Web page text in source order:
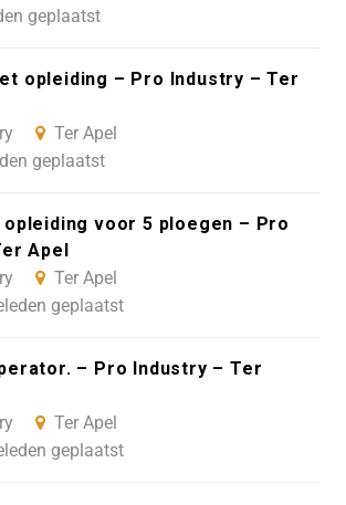
geplaatst
opleiding – Pro Industry – Ter
Ter Apel
geplaatst
voor 5 ploegen – Pro
Apel
Ter Apel
geplaatst
– Pro Industry – Ter
Ter Apel
geplaatst